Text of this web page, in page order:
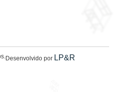
Desenvolvido por LP&R